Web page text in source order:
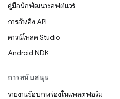
คู่มือนักพัฒนาซอฟต์แวร์
การอ้างอิง API
ดาวน์โหลด Studio
Android NDK
การสนับสนุน
รายงานข้อบกพร่องในแพลตฟอร์ม